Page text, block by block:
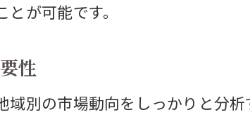
ーン金利の動向を見極める専門家
ーク普及が不動産売却に与える
トワークで変わる不動産需要の
が可能です。
性
別の市場動向をしっかりと分